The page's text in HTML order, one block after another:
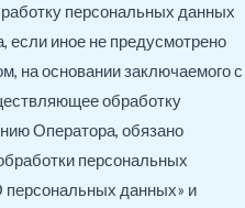
персональных данных
если иное не предусмотрено
на основании заключаемого с
обработку
Оператора, обязано
персональных
данных» и